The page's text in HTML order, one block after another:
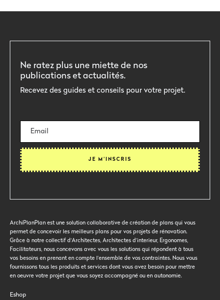
Ne ratez plus une miette de nos
publications et actualités.
Recevez des guides et conseils pour votre projet.
ArchiPlanPlan est une solution collaborative de création de plans qui vous
permet de concevoir les meilleurs plans pour vos projets de rénovation.
Grâce à notre collectif d'Architectes, Architectes d’interieur, Ergonomes,
Facilitateurs, nous concevons avec vous les solutions qui répondent à tous
vos besoins en prenant en compte l’ensemble de vos contraintes. Nous vous
fournissons tous les produits et services dont vous avez besoin pour mettre
en oeuvre votre projet que vous soyez accompagné ou en autonomie.
Eshop